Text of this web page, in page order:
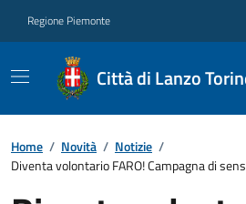
Regione Piemonte
Città di Lanzo
Home / Novità / Notizie /
Diventa volontario FARO! Campagna di